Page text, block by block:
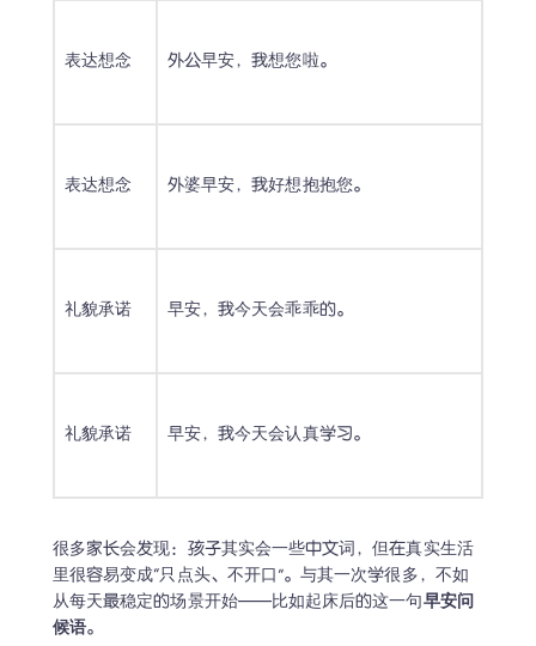
表达想念 外公早安，我想您啦。
表达想念 外婆早安，我好想抱抱您。
礼貌承诺 早安，我今天会乖乖的。
礼貌承诺 早安，我今天会认真学习。
很多家长会发现：孩子其实会一些中文词，但在真实生活
里很容易变成“只点头、不开口”。与其一次学很多，不如
从每天最稳定的场景开始——比如起床后的这一句 早安问
候语。